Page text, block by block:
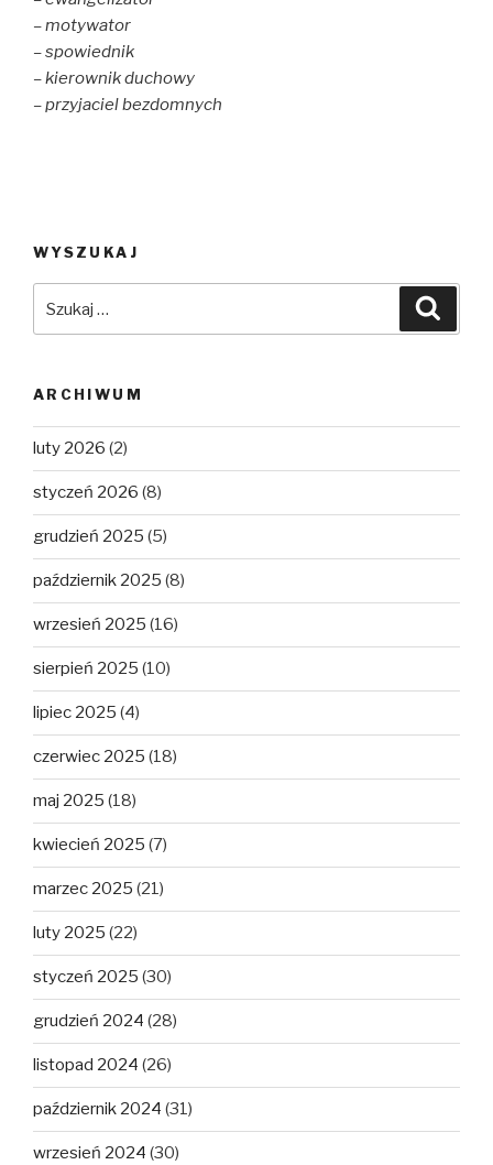
– motywator
– spowiednik
– kierownik duchowy
– przyjaciel bezdomnych
WYSZUKAJ
ARCHIWUM
luty 2026 (2)
styczeń 2026 (8)
grudzień 2025 (5)
październik 2025 (8)
wrzesień 2025 (16)
sierpień 2025 (10)
lipiec 2025 (4)
czerwiec 2025 (18)
maj 2025 (18)
kwiecień 2025 (7)
marzec 2025 (21)
luty 2025 (22)
styczeń 2025 (30)
grudzień 2024 (28)
listopad 2024 (26)
październik 2024 (31)
wrzesień 2024 (30)